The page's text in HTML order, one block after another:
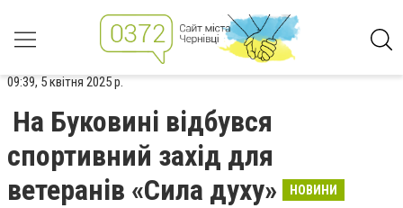
09:39, 5 квітня 2025 р.
На Буковині відбувся
спортивний захід для
ветеранів «Сила духу»
НОВИНИ